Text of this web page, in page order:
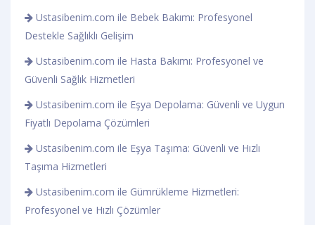
Ustasibenim.com ile Bebek Bakımı: Profesyonel
Destekle Sağlıklı Gelişim
Ustasibenim.com ile Hasta Bakımı: Profesyonel ve
Güvenli Sağlık Hizmetleri
Ustasibenim.com ile Eşya Depolama: Güvenli ve Uygun
Fiyatlı Depolama Çözümleri
Ustasibenim.com ile Eşya Taşıma: Güvenli ve Hızlı
Taşıma Hizmetleri
Ustasibenim.com ile Gümrükleme Hizmetleri:
Profesyonel ve Hızlı Çözümler